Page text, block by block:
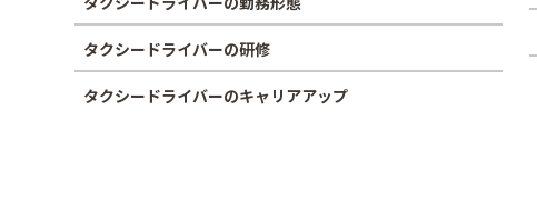
タクシードライバーの研修
タクシードライバーのキャリアアップ